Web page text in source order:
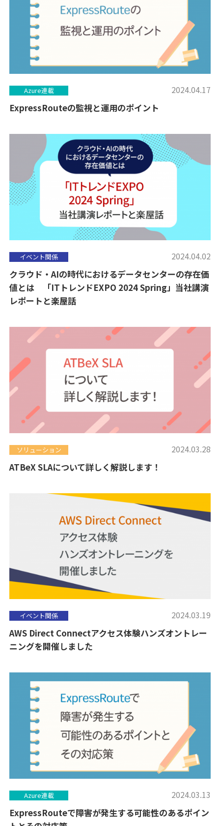
Azure連載 2024.04.17
ExpressRouteの監視と運用のポイント
イベント関係 2024.04.02
クラウド・AIの時代におけるデータセンターの存在価
値とは 「ITトレンドEXPO 2024 Spring」当社講演
レポートと楽屋話
ソリューション 2024.03.28
ATBeX SLAについて詳しく解説します！
イベント関係 2024.03.19
AWS Direct Connectアクセス体験ハンズオントレー
ニングを開催しました
Azure連載 2024.03.13
ExpressRouteで障害が発生する可能性のあるポイン